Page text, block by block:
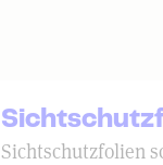
Sichtschutzfolien